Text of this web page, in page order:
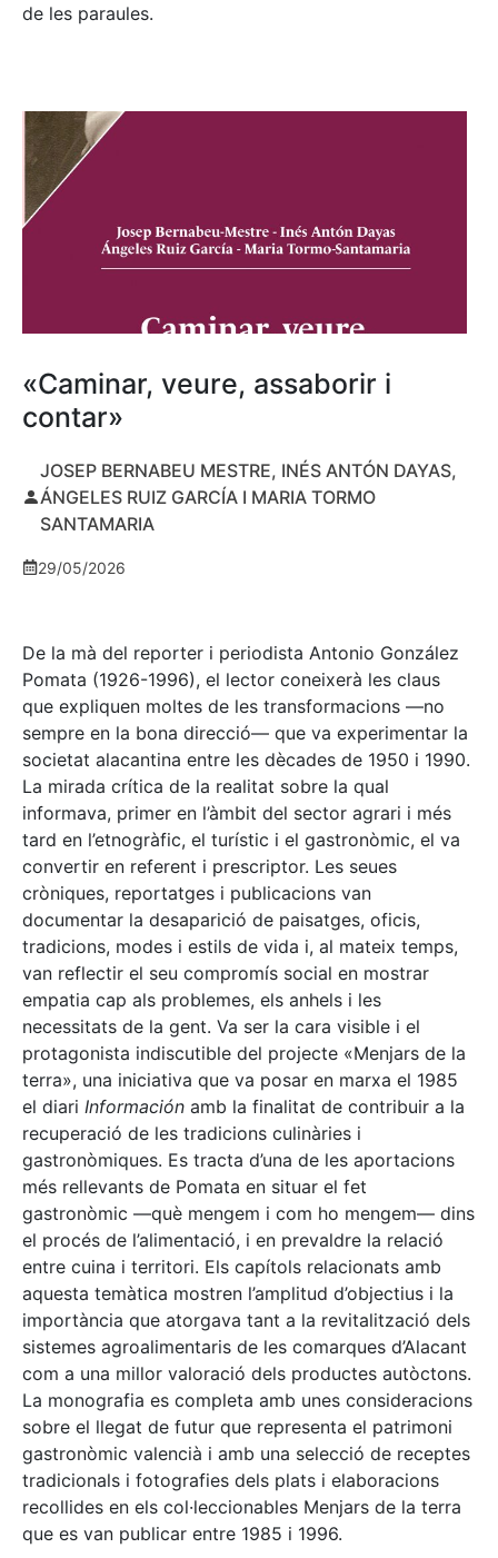
de les paraules.
«Caminar, veure, assaborir i
contar»
JOSEP BERNABEU MESTRE, INÉS ANTÓN DAYAS,
ÁNGELES RUIZ GARCÍA I MARIA TORMO
SANTAMARIA
29/05/2026
De la mà del reporter i periodista Antonio González
Pomata (1926-1996), el lector coneixerà les claus
que expliquen moltes de les transformacions —no
sempre en la bona direcció— que va experimentar la
societat alacantina entre les dècades de 1950 i 1990.
La mirada crítica de la realitat sobre la qual
informava, primer en l’àmbit del sector agrari i més
tard en l’etnogràfic, el turístic i el gastronòmic, el va
convertir en referent i prescriptor. Les seues
cròniques, reportatges i publicacions van
documentar la desaparició de paisatges, oficis,
tradicions, modes i estils de vida i, al mateix temps,
van reflectir el seu compromís social en mostrar
empatia cap als problemes, els anhels i les
necessitats de la gent. Va ser la cara visible i el
protagonista indiscutible del projecte «Menjars de la
terra», una iniciativa que va posar en marxa el 1985
el diari Información amb la finalitat de contribuir a la
recuperació de les tradicions culinàries i
gastronòmiques. Es tracta d’una de les aportacions
més rellevants de Pomata en situar el fet
gastronòmic —què mengem i com ho mengem— dins
el procés de l’alimentació, i en prevaldre la relació
entre cuina i territori. Els capítols relacionats amb
aquesta temàtica mostren l’amplitud d’objectius i la
importància que atorgava tant a la revitalització dels
sistemes agroalimentaris de les comarques d’Alacant
com a una millor valoració dels productes autòctons.
La monografia es completa amb unes consideracions
sobre el llegat de futur que representa el patrimoni
gastronòmic valencià i amb una selecció de receptes
tradicionals i fotografies dels plats i elaboracions
recollides en els col·leccionables Menjars de la terra
que es van publicar entre 1985 i 1996.